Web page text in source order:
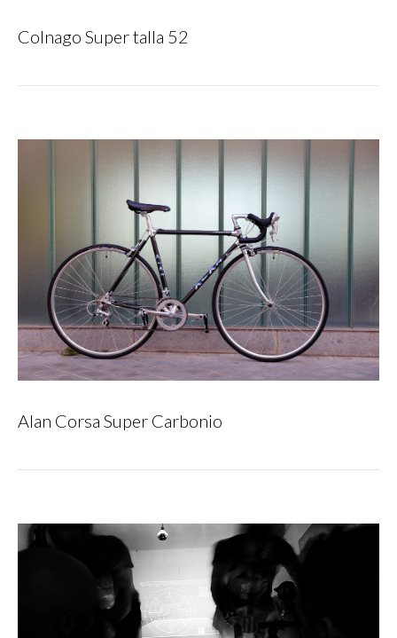
Colnago Super talla 52
Alan Corsa Super Carbonio